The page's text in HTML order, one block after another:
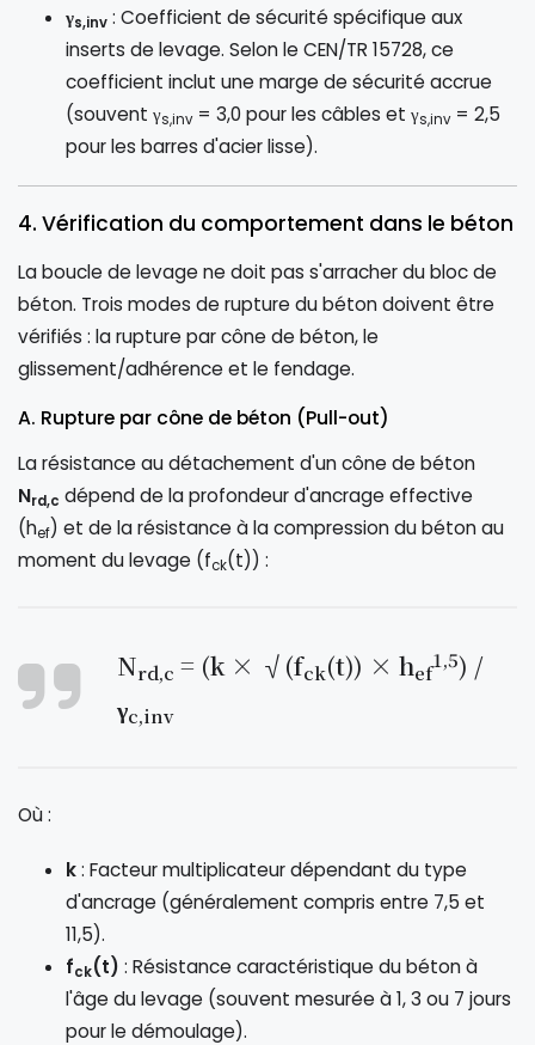
γs,inv : Coefficient de sécurité spécifique aux
inserts de levage. Selon le CEN/TR 15728, ce
coefficient inclut une marge de sécurité accrue
(souvent γs,inv= 3,0 pour les câbles et γs,inv= 2,5
pour les barres d'acier lisse).
4. Vérification du comportement dans le béton
La boucle de levage ne doit pas s'arracher du bloc de
béton. Trois modes de rupture du béton doivent être
vérifiés : la rupture par cône de béton, le
glissement/adhérence et le fendage.
A. Rupture par cône de béton (Pull-out)
La résistance au détachement d'un cône de béton
Nrd,c dépend de la profondeur d'ancrage effective
(hef) et de la résistance à la compression du béton au
moment du levage (fck(t)) :
Nrd,c = (k × √(fck(t)) × hef
1,5) /
γc,inv
Où :
k: Facteur multiplicateur dépendant du type
d'ancrage (généralement compris entre 7,5 et
11,5).
fck(t) : Résistance caractéristique du béton à
l'âge du levage (souvent mesurée à 1, 3 ou 7 jours
pour le démoulage).